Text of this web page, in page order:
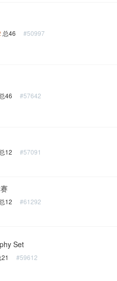
总46 #50997
总46 #57642
总12 #57091
总12 #61292
Set
21 #59612